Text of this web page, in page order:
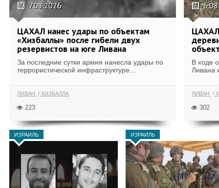
7.08.2026
ЦАХАЛ нанес удары по объектам
«Хизбаллы» после гибели двух
резервистов на юге Ливана
За последние сутки армия нанесла удары по
террористической инфраструктуре...
ЛИВАН ХИЗБАЛЛА
223
В ходе
Ливана
ЛИВАН
302
ИЗРАИЛЬ ИЗРАИЛЬ